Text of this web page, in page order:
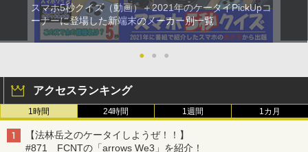
スマホ5秒クイズ（動画）＋2021年のケータイPickUpコ
ーナーに登場した新端末のメーカー別一覧
● ● ●
アクセスランキング
1時間 24時間 1週間 1カ月
【法林岳之のケータイしようぜ！！】
#871 FCNTの「arrows We3」を紹介！